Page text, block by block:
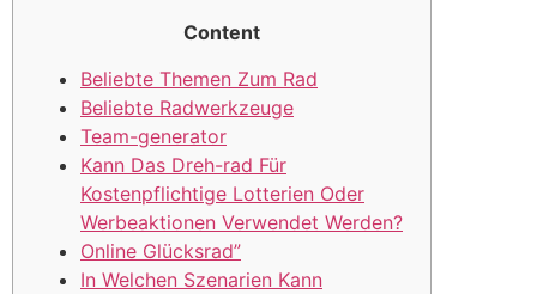
Content
Beliebte Themen Zum Rad
Beliebte Radwerkzeuge
Team-generator
Kann Das Dreh-rad Für
Kostenpflichtige Lotterien Oder
Werbeaktionen Verwendet Werden?
Online Glücksrad”
In Welchen Szenarien Kann